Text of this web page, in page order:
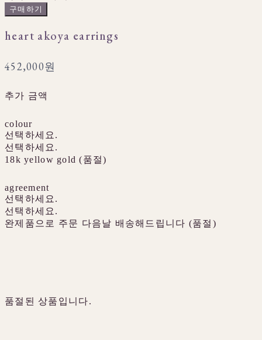
구매하기
heart akoya earrings
452,000원
추가 금액
colour
선택하세요.
선택하세요.
18k yellow gold (품절)
agreement
선택하세요.
선택하세요.
완제품으로 주문 다음날 배송해드립니다 (품절)
품절된 상품입니다.